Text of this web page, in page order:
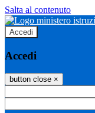
Salta al contenuto
Accedi
Accedi
button close ×